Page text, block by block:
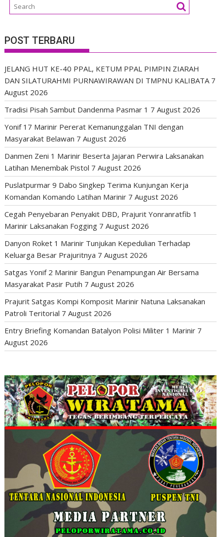
POST TERBARU
JELANG HUT KE-40 PPAL, KETUM PPAL PIMPIN ZIARAH
DAN SILATURAHMI PURNAWIRAWAN DI TMPNU KALIBATA 7
August 2026
Tradisi Pisah Sambut Dandenma Pasmar 1 7 August 2026
Yonif 17 Marinir Pererat Kemanunggalan TNI dengan
Masyarakat Belawan 7 August 2026
Danmen Zeni 1 Marinir Beserta Jajaran Perwira Laksanakan
Latihan Menembak Pistol 7 August 2026
Puslatpurmar 9 Dabo Singkep Terima Kunjungan Kerja
Komandan Komando Latihan Marinir 7 August 2026
Cegah Penyebaran Penyakit DBD, Prajurit Yonranratfib 1
Marinir Laksanakan Fogging 7 August 2026
Danyon Roket 1 Marinir Tunjukan Kepedulian Terhadap
Keluarga Besar Prajuritnya 7 August 2026
Satgas Yonif 2 Marinir Bangun Penampungan Air Bersama
Masyarakat Pasir Putih 7 August 2026
Prajurit Satgas Kompi Komposit Marinir Natuna Laksanakan
Patroli Teritorial 7 August 2026
Entry Briefing Komandan Batalyon Polisi Militer 1 Marinir 7
August 2026